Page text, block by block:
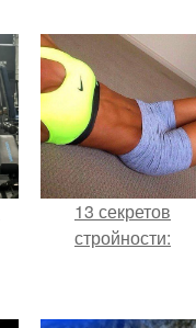
13 секретов
стройности: